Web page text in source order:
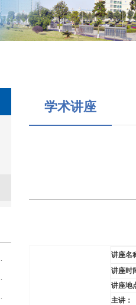
学术讲座
讲座名
讲座时
讲座地
主讲：